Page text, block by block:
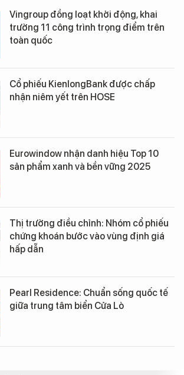
Vingroup đồng loạt khởi động, khai
trường 11 công trình trọng điểm trên
toàn quốc
Cổ phiếu KienlongBank được chấp
nhận niêm yết trên HOSE
Eurowindow nhận danh hiệu Top 10
sản phẩm xanh và bền vững 2025
Thị trường điều chỉnh: Nhóm cổ phiếu
chứng khoán bước vào vùng định giá
hấp dẫn
Pearl Residence: Chuẩn sống quốc tế
giữa trung tâm biển Cửa Lò